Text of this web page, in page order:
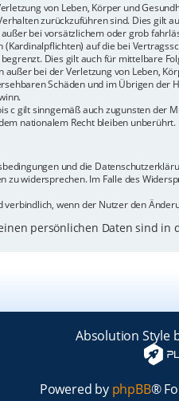
von Leben, Körper und
zurückzuführen sind. Dies gilt
bei vorsätzlichem oder grob
auf die bei
Dies gilt auch für mittelbare
bei der Verletzung von Leben,
Schäden und im Übrigen
c gilt sinngemäß auch zugunsten der
nationalem Recht bleiben unberührt.
und die
zu widersprechen. Im Falle des
wenn der Nutzer den
persönlichen Daten sind in
Absolution Style
Powered by phpBB®